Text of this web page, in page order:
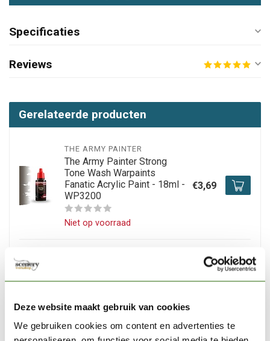
Deze website maakt gebruik van cookies
We gebruiken cookies om content en advertenties te
Specificaties
Reviews
Gerelateerde producten
THE ARMY PAINTER
The Army Painter Strong
Tone Wash Warpaints
Fanatic Acrylic Paint - 18ml -
WP3200
Niet op voorraad
€3,69
Wash Warpaints Fanatic
WP3206
Niet op voorraad